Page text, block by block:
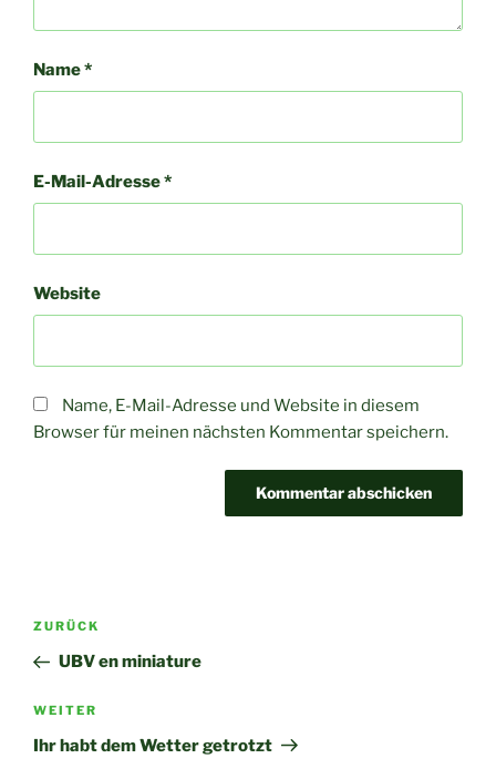
Name*
E-Mail-Adresse*
Website
Name, E-Mail-Adresse und Website in diesem
Browser für meinen nächsten Kommentar speichern.
Beitragsnavigation
Vorheriger
Beitrag
ZURÜCK
UBV en miniature
Nächster
Beitrag
WEITER
Ihr habt dem Wetter getrotzt